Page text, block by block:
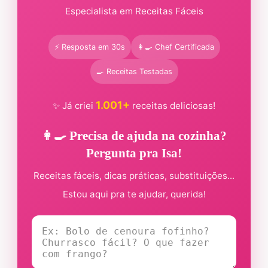
Especialista em Receitas Fáceis
⚡ Resposta em 30s 👩‍🍳 Chef Certificada
🍳 Receitas Testadas
✨ Já criei 1.001+ receitas deliciosas!
👩‍🍳 Precisa de ajuda na cozinha?
Pergunta pra Isa!
Receitas fáceis, dicas práticas, substituições...
Estou aqui pra te ajudar, querida!